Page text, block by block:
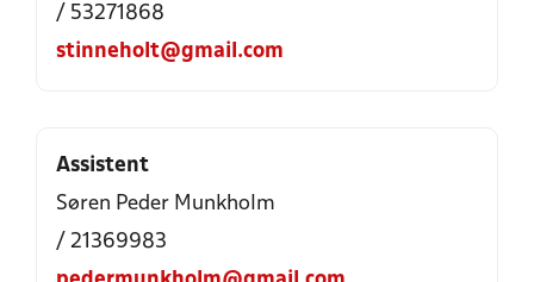
/ 53271868
stinneholt@gmail.com
Assistent
Søren Peder Munkholm
/ 21369983